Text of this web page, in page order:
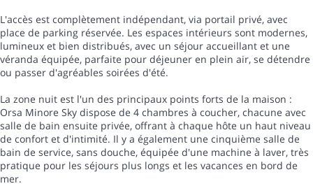
L'accès est complètement indépendant, via portail privé, avec
place de parking réservée. Les espaces intérieurs sont modernes,
lumineux et bien distribués, avec un séjour accueillant et une
véranda équipée, parfaite pour déjeuner en plein air, se détendre
ou passer d'agréables soirées d'été.
La zone nuit est l'un des principaux points forts de la maison :
Orsa Minore Sky dispose de 4 chambres à coucher, chacune avec
salle de bain ensuite privée, offrant à chaque hôte un haut niveau
de confort et d'intimité. Il y a également une cinquième salle de
bain de service, sans douche, équipée d'une machine à laver, très
pratique pour les séjours plus longs et les vacances en bord de
mer.